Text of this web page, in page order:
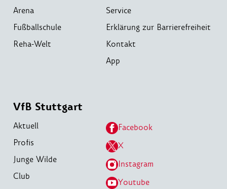
Arena
Fußballschule
Reha-Welt
Service
Erklärung zur Barrierefreiheit
Kontakt
App
VfB Stuttgart
Aktuell
Profis
Junge Wilde
Club
Facebook
X
Instagram
Youtube